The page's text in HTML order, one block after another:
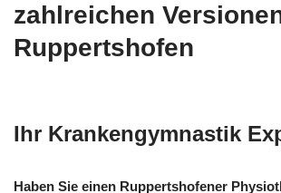
zahlreichen
Ruppertshofen
Ihr Krankengymnastik
Haben Sie einen Ruppertshofener